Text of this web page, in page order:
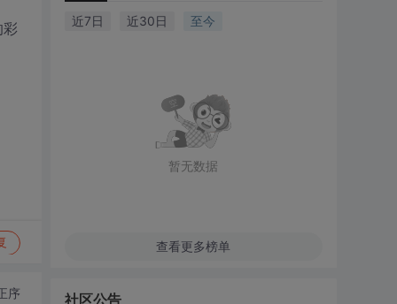
序
近7日 近30日 至今
暂无数据
查看更多榜单
社区公告